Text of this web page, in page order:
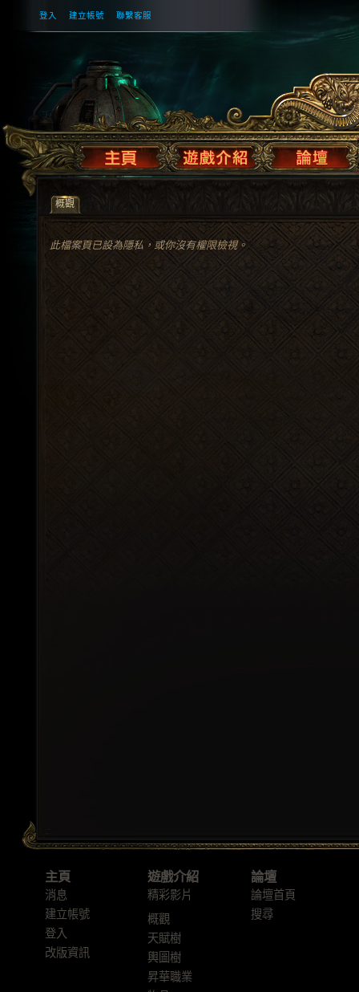
登入 建立帳號 聯繫客服
概觀
此檔案頁已設為隱私，或你沒有權限檢視。
主頁
消息
建立帳號
登入
改版資訊
遊戲介紹
精彩影片
概觀
天賦樹
輿圖樹
昇華職業
論壇
論壇首頁
搜尋